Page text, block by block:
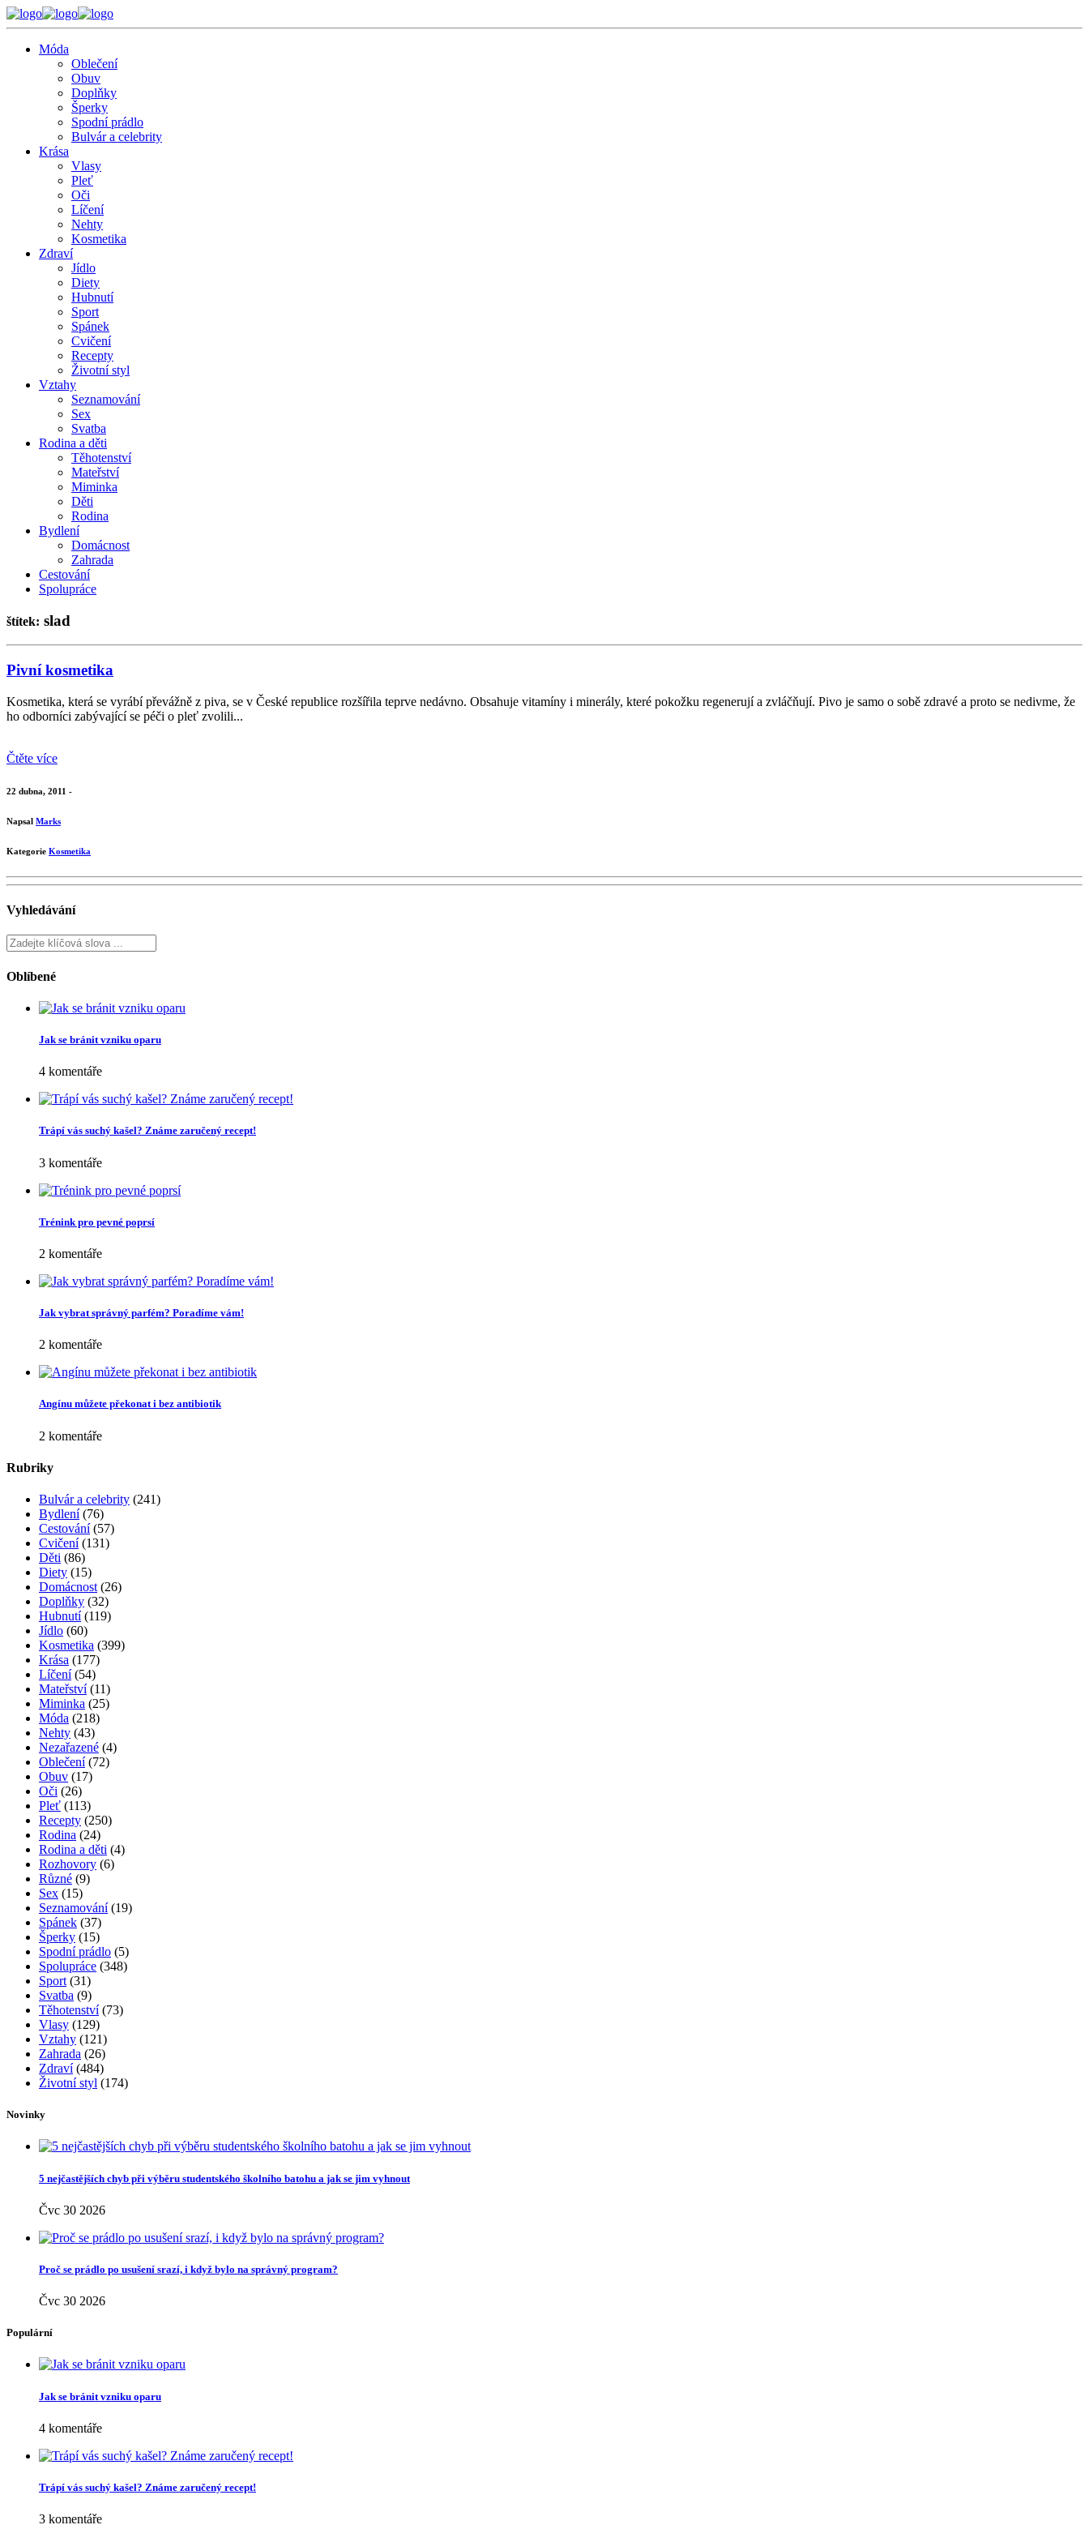
Móda
Oblečení
Obuv
Doplňky
Šperky
Spodní prádlo
Bulvár a celebrity
Krása
Vlasy
Pleť
Oči
Líčení
Nehty
Kosmetika
Zdraví
Jídlo
Diety
Hubnutí
Sport
Spánek
Cvičení
Recepty
Životní styl
Vztahy
Seznamování
Sex
Svatba
Rodina a děti
Těhotenství
Mateřství
Miminka
Děti
Rodina
Bydlení
Domácnost
Zahrada
Cestování
Spolupráce
štítek: slad
Pivní kosmetika
Kosmetika, která se vyrábí převážně z piva, se v České republice rozšířila teprve nedávno. Obsahuje vitamíny i minerály, které pokožku regenerují a zvláčňují. Pivo je samo o sobě zdravé a proto se nedivme, že
ho odborníci zabývající se péči o pleť zvolili...
Čtěte více
22 dubna, 2011 -
Napsal Marks
Kategorie Kosmetika
Vyhledávání
Oblíbené
Jak se bránit vzniku oparu
4 komentáře
Trápí vás suchý kašel? Známe zaručený recept!
3 komentáře
Trénink pro pevné poprsí
2 komentáře
Jak vybrat správný parfém? Poradíme vám!
2 komentáře
Angínu můžete překonat i bez antibiotik
2 komentáře
Rubriky
Bulvár a celebrity (241)
Bydlení(76)
Cestování(57)
Cvičení(131)
Děti (86)
Diety (15)
Domácnost (26)
Doplňky (32)
Hubnutí(119)
Jídlo (60)
Kosmetika (399)
Krása (177)
Líčení(54)
Mateřství(11)
Miminka (25)
Móda (218)
Nehty (43)
Nezařazené (4)
Oblečení(72)
Obuv (17)
Oči (26)
Pleť (113)
Recepty (250)
Rodina (24)
Rodina a děti (4)
Rozhovory (6)
Různé (9)
Sex (15)
Seznamování(19)
Spánek (37)
Šperky (15)
Spodní prádlo (5)
Spolupráce (348)
Sport (31)
Svatba (9)
Těhotenství(73)
Vlasy (129)
Vztahy (121)
Zahrada (26)
Zdraví(484)
Životní styl (174)
Novinky
5 nejčastějších chyb při výběru studentského školního batohu a jak se jim vyhnout
Čvc 30 2026
Proč se prádlo po usušení srazí, i když bylo na správný program?
Čvc 30 2026
Populární
Jak se bránit vzniku oparu
4 komentáře
Trápí vás suchý kašel? Známe zaručený recept!
3 komentáře